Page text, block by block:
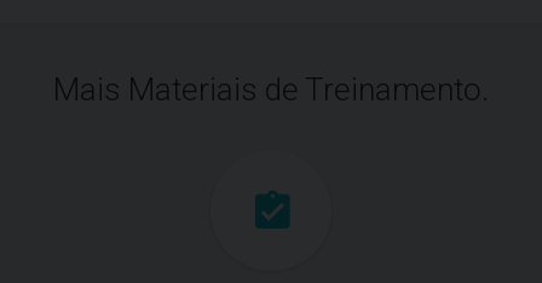
Mais Materiais de Treinamento.